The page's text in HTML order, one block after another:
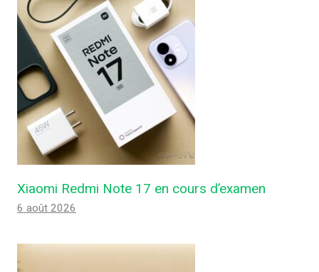
Xiaomi Redmi Note 17 en cours d’examen
6 août 2026